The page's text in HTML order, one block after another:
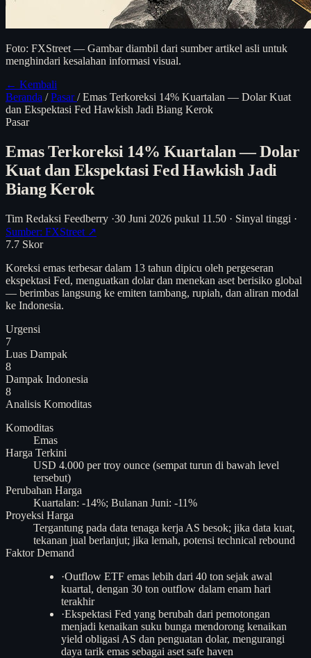
Foto: FXStreet — Gambar diambil dari sumber artikel asli untuk
menghindari kesalahan informasi visual.
← Kembali
Beranda / Pasar/ Emas Terkoreksi 14% Kuartalan — Dolar Kuat
dan Ekspektasi Fed Hawkish Jadi Biang Kerok
Pasar
Emas Terkoreksi 14% Kuartalan — Dolar
Kuat dan Ekspektasi Fed Hawkish Jadi
Biang Kerok
Tim Redaksi Feedberry ·30 Juni 2026 pukul 11.50 · Sinyal tinggi ·
Sumber: FXStreet ↗
7.7 Skor
Koreksi emas terbesar dalam 13 tahun dipicu oleh pergeseran
ekspektasi Fed, menguatkan dolar dan menekan aset berisiko global
— berimbas langsung ke emiten tambang, rupiah, dan aliran modal
ke Indonesia.
Urgensi
7
Luas Dampak
8
Dampak Indonesia
8
Analisis Komoditas
Komoditas
Emas
Harga Terkini
USD 4.000 per troy ounce (sempat turun di bawah level
tersebut)
Perubahan Harga
Kuartalan: -14%; Bulanan Juni: -11%
Proyeksi Harga
Tergantung pada data tenaga kerja AS besok; jika data kuat,
tekanan jual berlanjut; jika lemah, potensi technical rebound
Faktor Demand
·Outflow ETF emas lebih dari 40 ton sejak awal
kuartal, dengan 30 ton outflow dalam enam hari
terakhir
·Ekspektasi Fed yang berubah dari pemotongan
menjadi kenaikan suku bunga mendorong kenaikan
yield obligasi AS dan penguatan dolar, mengurangi
daya tarik emas sebagai aset safe haven